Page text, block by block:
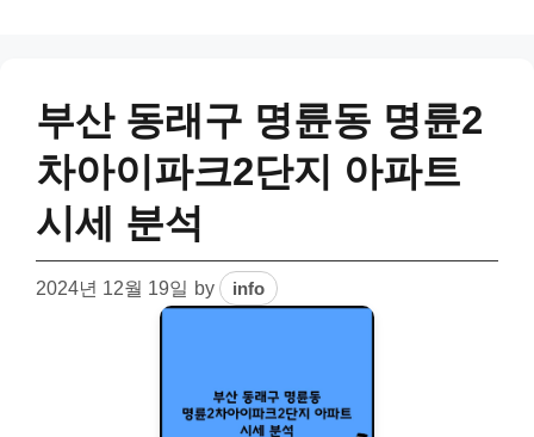
부산 동래구 명륜동 명륜2
차아이파크2단지 아파트
시세 분석
2024년 12월 19일 by info